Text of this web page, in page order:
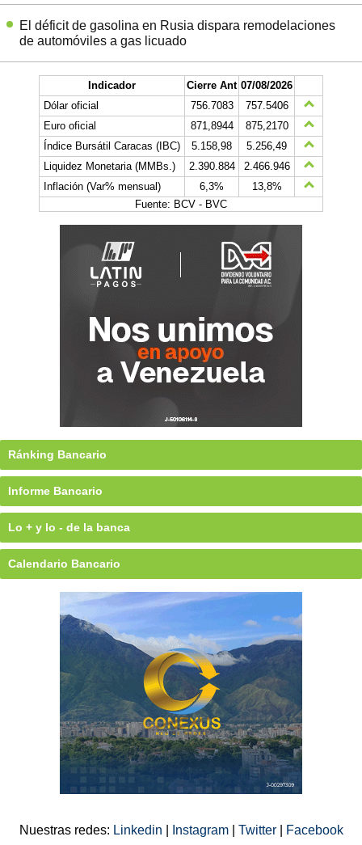
El déficit de gasolina en Rusia dispara remodelaciones
de automóviles a gas licuado
Indicador Cierre Ant 07/08/2026
Dólar oficial
756.7083
757.5406
Euro oficial
871,8944
875,2170
Índice Bursátil Caracas (IBC)
5.158,98
5.256,49
Liquidez Monetaria (MMBs.)
2.390.884
2.466.946
Inflación (Var% mensual)
6,3%
13,8%
Fuente: BCV - BVC
Ránking Bancario
Informe Bancario
Lo + y lo - de la banca
Calendario Bancario
Nuestras redes: Linkedin Instagram Twitter Facebook